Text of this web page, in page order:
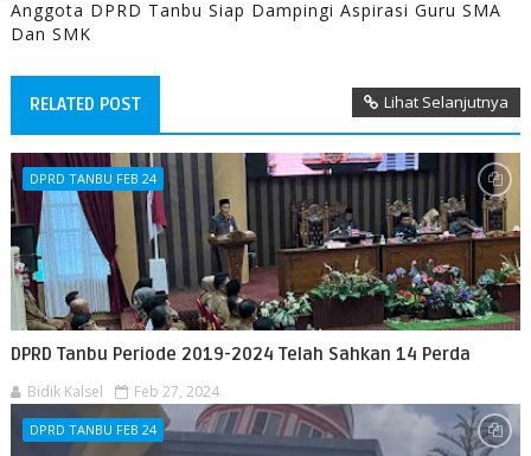
Anggota DPRD Tanbu Siap Dampingi Aspirasi Guru SMA
Dan SMK
RELATED POST Lihat Selanjutnya
DPRD TANBU FEB 24
DPRD Tanbu Periode 2019-2024 Telah Sahkan 14 Perda
Bidik Kalsel Feb 27, 2024
DPRD TANBU FEB 24